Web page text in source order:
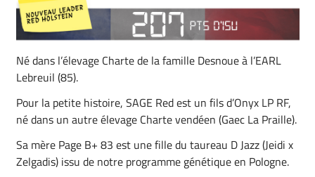
Né dans l’élevage Charte de la famille Desnoue à l’EARL
Lebreuil (85).
Pour la petite histoire, SAGE Red est un fils d’Onyx LP RF,
né dans un autre élevage Charte vendéen (Gaec La Praille).
Sa mère Page B+ 83 est une fille du taureau D Jazz (Jeidi x
Zelgadis) issu de notre programme génétique en Pologne.